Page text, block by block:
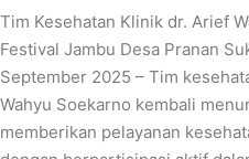
Tim Kesehatan Klinik dr. Arief
Festival Jambu Desa Pranan
September 2025 – Tim
Wahyu Soekarno kembali
memberikan pelayanan